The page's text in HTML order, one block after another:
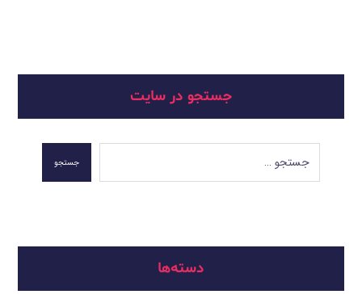
جستجو در سایت
جستجو
دسته‌ها